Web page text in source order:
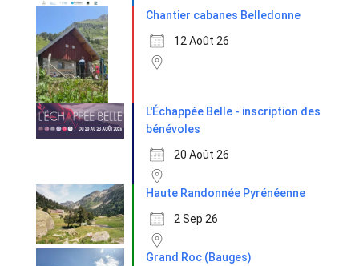
Chantier cabanes Belledonne
12 Août 26
L'Échappée Belle - inscription des
bénévoles
20 Août 26
Haute Randonnée Pyrénéenne
2 Sep 26
Grand Roc (Bauges)